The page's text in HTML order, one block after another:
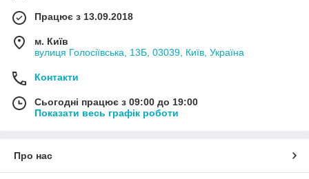
Працює з 13.09.2018
м. Київ
вулиця Голосіївська, 13Б, 03039, Київ, Україна
Контакти
Сьогодні працює з 09:00 до 19:00
Показати весь графік роботи
Про нас